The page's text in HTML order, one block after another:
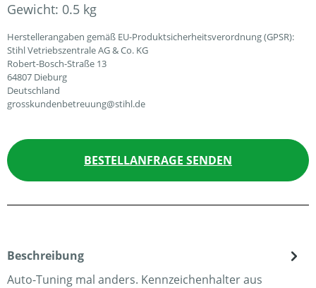
Gewicht: 0.5 kg
Herstellerangaben gemäß EU-Produktsicherheitsverordnung (GPSR):
Stihl Vetriebszentrale AG & Co. KG
Robert-Bosch-Straße 13
64807 Dieburg
Deutschland
grosskundenbetreuung@stihl.de
BESTELLANFRAGE SENDEN
Beschreibung
Auto-Tuning mal anders. Kennzeichenhalter aus